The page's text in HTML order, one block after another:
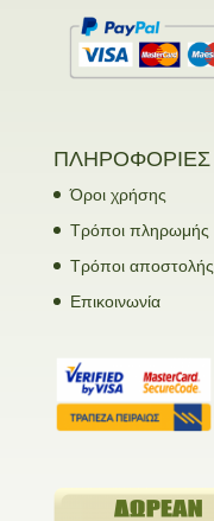
ΠΛΗΡΟΦΟΡΙΕΣ
Όροι χρήσης
Τρόποι πληρωμής
Τρόποι αποστολής
Επικοινωνία